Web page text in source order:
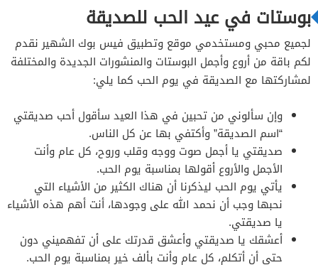
بوستات في عيد الحب للصديقة
لجميع محبي ومستخدمي موقع وتطبيق فيس بوك الشهير نقدم
لكم باقة من أروع وأجمل البوستات والمنشورات الجديدة والمختلفة
لمشاركتها مع الصديقة في يوم الحب كما يلي:
وإن سألوني من تحبين في هذا العيد سأقول أحب صديقتي
“اسم الصديقة” وأكتفي بها عن كل الناس.
صديقتي يا أجمل صوت ووجه وقلب وروح، كل عام وأنت
الأجمل والأروع أقولها بمناسبة يوم الحب.
يأتي يوم الحب ليذكرنا أن هناك الكثير من الأشياء التي
نحبها وجب أن نحمد الله على وجودها، أنت أهم هذه الأشياء
يا صديقتي.
أعشقك يا صديقتي وأعشق قدرتك على أن تفهميني دون
حتى أن أتكلم، كل عام وأنت بألف خير بمناسبة يوم الحب.